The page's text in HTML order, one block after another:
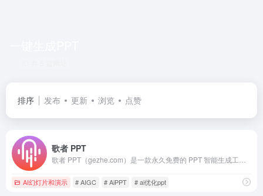
排序 发布 更新 浏览 点赞
歌者 PPT
AI幻灯片和演示 # AIGC # AiPPT # ai优化ppt